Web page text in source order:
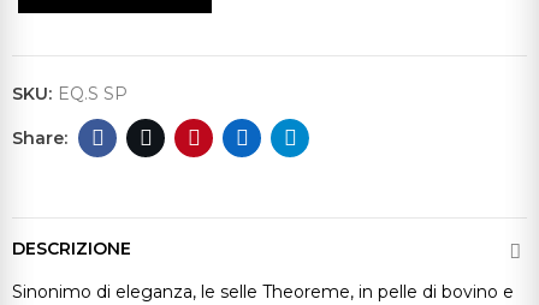
SKU: EQ.S SP
DESCRIZIONE
Sinonimo di eleganza, le selle Theoreme, in pelle di bovino e